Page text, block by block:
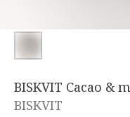
BISKVIT Cacao &
BISKVIT